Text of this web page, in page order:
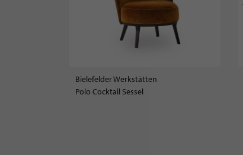
Bielefelder Werkstätten
Polo Cocktail Sessel